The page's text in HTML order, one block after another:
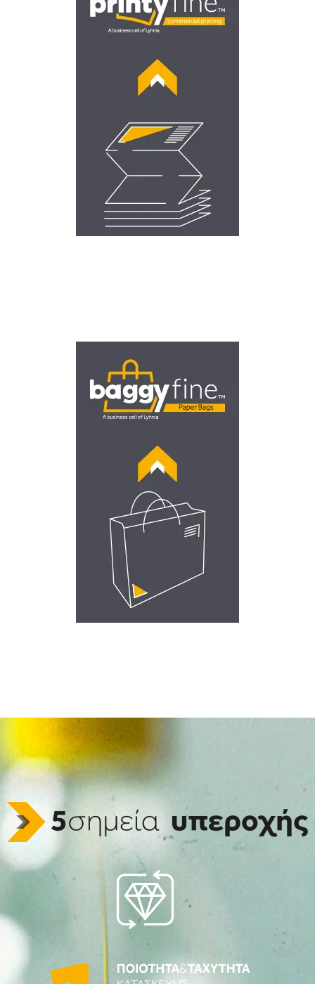
COMMERCIAL PRINTING
Σχεδιασμός και εκτύπωση εντύπων, εκδόσεων,
κατάλογων, κ.α.
Επισκεφθείτε την Printyfine
ΧΑΡΤΙΝΕΣ ΤΣΑΝΤΕΣ
ΠΟΛΥΤΕΛΕΙΑΣ
Χειροποίητες τσάντες με κορδόνι ή κορδέλα
Χαρτιά περιτυλίγματος
Επισκεφθείτε τη Βaggyfine